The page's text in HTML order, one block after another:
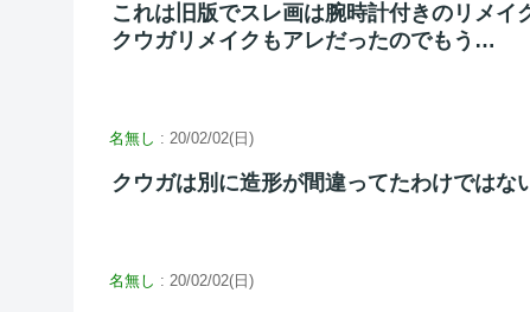
これは旧版でスレ画は腕時計付きのリメイ
クウガリメイクもアレだったのでもう…
名無し : 20/02/02(日)
クウガは別に造形が間違ってたわけではな
名無し : 20/02/02(日)